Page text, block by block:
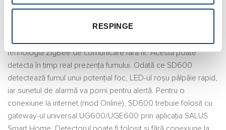
RESPINGE
Pachet Salus Smart Home, detectare,
semnalizare și avertizare incendiu – 6 Zone
tehnologia ZigBee de comunicare fără fir. Acesta poate
detecta în timp real prezența fumului. Odată ce SD600
detectează fumul unui potențial foc, LED-ul roșu pâlpâie rapid,
iar sunetul de alarmă va porni pentru alertă. Pentru o
conexiune la internet (mod Online), SD600 trebuie folosit cu
gateway-ul universal UG600/UGE600 prin aplicația SALUS